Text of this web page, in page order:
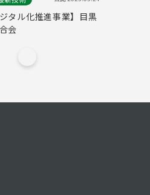
タル化推進事業】目黒
会